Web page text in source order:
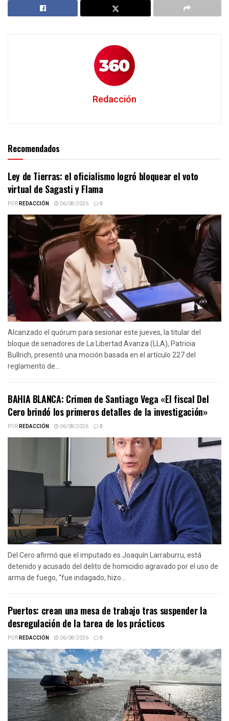
Redacción
Recomendados
Ley de Tierras: el oficialismo logró bloquear el voto
virtual de Sagasti y Flama
PORREDACCIÓN 06/08/2026 0
Alcanzado el quórum para sesionar este jueves, la titular del
bloque de senadores de La Libertad Avanza (LLA), Patricia
Bullrich, presentó una moción basada en el artículo 227 del
reglamento de...
BAHIA BLANCA: Crimen de Santiago Vega «El fiscal Del
Cero brindó los primeros detalles de la investigación»
PORREDACCIÓN 06/08/2026 0
Del Cero afirmó que el imputado es Joaquín Larraburru, está
detenido y acusado del delito de homicidio agravado por el uso de
arma de fuego, “fue indagado, hizo...
Puertos: crean una mesa de trabajo tras suspender la
desregulación de la tarea de los prácticos
PORREDACCIÓN 06/08/2026 0